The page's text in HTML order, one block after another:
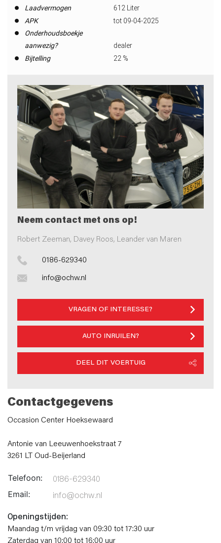
Laadvermogen
612 Liter
APK
tot 09-04-2025
Onderhoudsboekje
aanwezig?
dealer
Bijtelling
22 %
Neem contact met ons op!
Robert Zeeman, Davey Roos, Leander van Maren
0186-629340
info@ochw.nl
VRAGEN OF INTERESSE?
AUTO INRUILEN?
DEEL DIT VOERTUIG
Contactgegevens
Occasion Center Hoeksewaard
Antonie van Leeuwenhoekstraat 7
3261 LT Oud-Beijerland
Telefoon: 0186-629340
Email: info@ochw.nl
Openingstijden:
Maandag t/m vrijdag van 09:30 tot 17:30 uur
Zaterdag van 10:00 tot 16:00 uur